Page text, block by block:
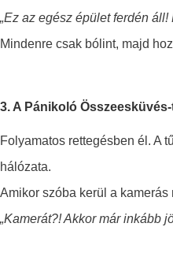
„Ez az egész épület ferdén
Mindenre csak bólint, majd
3. A Pánikoló
Folyamatos rettegésben él. A
hálózata.
Amikor szóba kerül a
„Kamerát?! Akkor már inkább